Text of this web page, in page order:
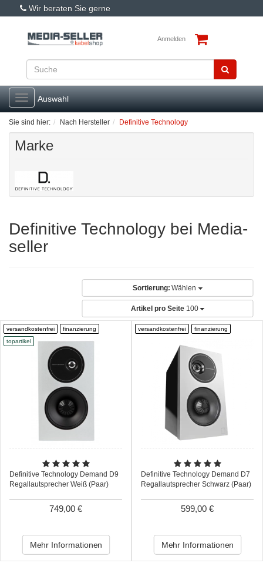
Wir beraten Sie gerne
Anmelden
Toggle
navigation
Auswahl
Sie sind hier: Nach Hersteller Definitive Technology
Marke
Definitive Technology bei Media-
seller
Sortierung: Wählen
Artikel pro Seite100
versandkostenfrei
finanzierung
topartikel
Definitive Technology Demand D9
Regallautsprecher Weiß (Paar)
749,00 €
Mehr Informationen
versandkostenfrei finanzierung
Definitive Technology Demand D7
Regallautsprecher Schwarz (Paar)
599,00 €
Mehr Informationen